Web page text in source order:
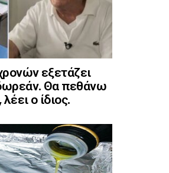
εξετάζει
Θα πεθάνω
ο ίδιος.